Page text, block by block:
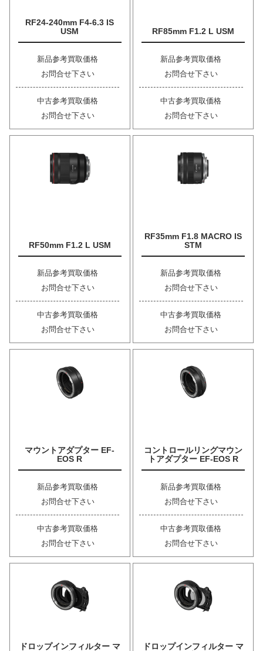
RF24-240mm F4-6.3 IS
USM
新品参考買取価格
お問合せ下さい
中古参考買取価格
お問合せ下さい
RF85mm F1.2 L USM
新品参考買取価格
お問合せ下さい
中古参考買取価格
お問合せ下さい
RF50mm F1.2 L USM
新品参考買取価格
お問合せ下さい
中古参考買取価格
お問合せ下さい
RF35mm F1.8 MACRO IS
STM
新品参考買取価格
お問合せ下さい
中古参考買取価格
お問合せ下さい
マウントアダプター EF-
EOS R
新品参考買取価格
お問合せ下さい
中古参考買取価格
お問合せ下さい
コントロールリングマウン
トアダプター EF-EOS R
新品参考買取価格
お問合せ下さい
中古参考買取価格
お問合せ下さい
ドロップインフィルター マ
ドロップインフィルター マ